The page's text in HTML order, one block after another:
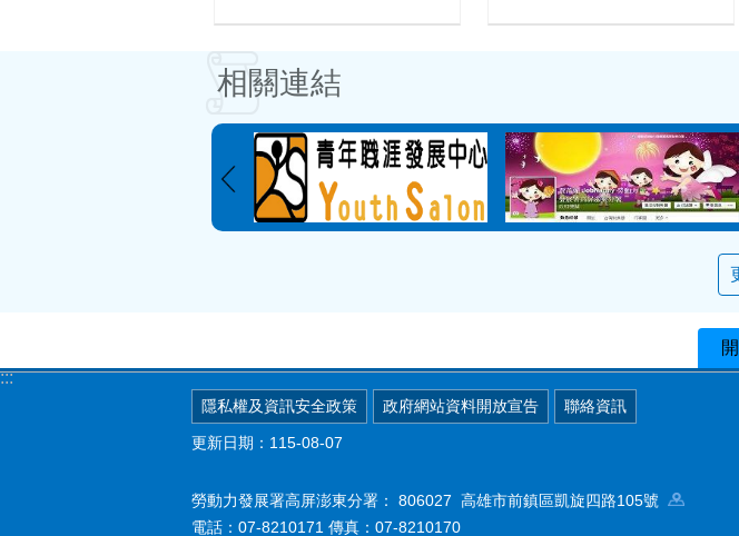
相關連結
:::
隱私權及資訊安全政策 政府網站資料開放宣告 聯絡資訊
更新日期：115-08-07
勞動力發展署高屏澎東分署： 806027 高雄市前鎮區凱旋四路105號
電話：07-8210171 傳真：07-8210170